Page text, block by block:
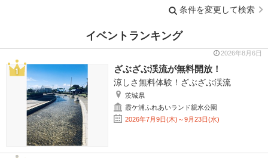
条件を変更して検索
イベントランキング
2026年8月6日
ざぶざぶ渓流が無料開放！
涼しさ無料体験！ざぶざぶ渓流
茨城県
霞ケ浦ふれあいランド親水公園
2026年7月9日(木)～9月23日(水)